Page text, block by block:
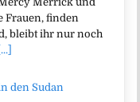
Frauen, finden
bleibt ihr nur noch
[...]
den Sudan